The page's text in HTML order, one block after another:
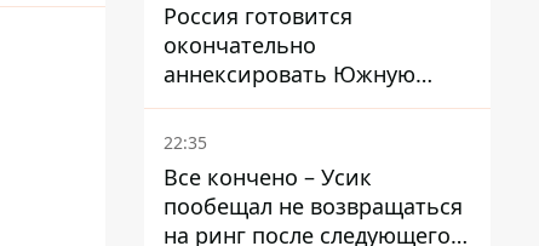
Россия готовится
окончательно
аннексировать Южную
Осетию – страны НАТО
обеспокоены
22:35
Все кончено – Усик
пообещал не возвращаться
на ринг после следующего